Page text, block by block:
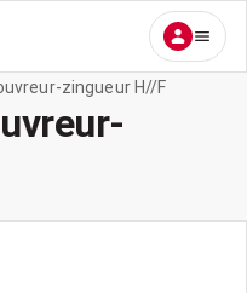
zingueur H//F